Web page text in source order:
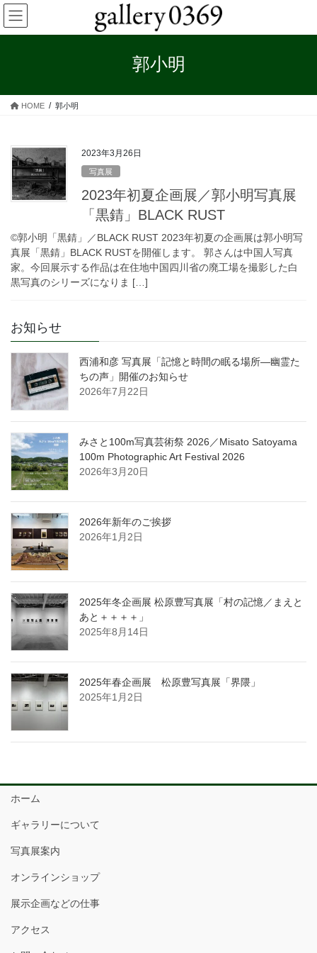
コ
ン
テ
ス
ナ
ビ
ゲ
ン
郭小明
HOME 郭小明
2023年3月26日
写真展
2023年初夏企画展／郭小明写真展
「黒錆」BLACK RUST
©郭小明「黒錆」／BLACK RUST 2023年初夏の企画展は郭小明写
真展「黒錆」BLACK RUSTを開催します。 郭さんは中国人写真
家。今回展示する作品は在住地中国四川省の廃工場を撮影した白
黒写真のシリーズになりま […]
お知らせ
西浦和彦 写真展「記憶と時間の眠る場所―幽霊た
ちの声」開催のお知らせ
2026年7月22日
みさと100m写真芸術祭 2026／Misato Satoyama
100m Photographic Art Festival 2026
2026年3月20日
2026年新年のご挨拶
2026年1月2日
2025年冬企画展 松原豊写真展「村の記憶／まえと
あと＋＋＋＋」
2025年8月14日
2025年春企画展 松原豊写真展「界隈」
2025年1月2日
ホーム
ギャラリーについて
写真展案内
オンラインショップ
展示企画などの仕事
アクセス